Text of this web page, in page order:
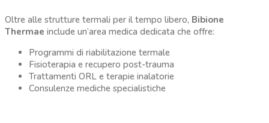
Oltre alle strutture termali per il tempo libero, Bibione
Thermae include un’area medica dedicata che offre:
Programmi di riabilitazione termale
Fisioterapia e recupero post-trauma
Trattamenti ORL e terapie inalatorie
Consulenze mediche specialistiche